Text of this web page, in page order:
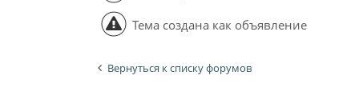
Тема создана как объявление
Вернуться к списку форумов